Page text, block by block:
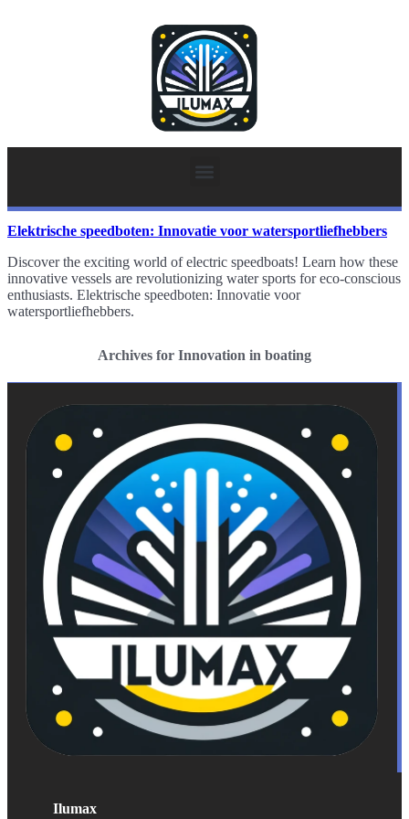
Elektrische speedboten: Innovatie voor watersportliefhebbers
Discover the exciting world of electric speedboats! Learn how these
innovative vessels are revolutionizing water sports for eco-conscious
enthusiasts. Elektrische speedboten: Innovatie voor
watersportliefhebbers.
Archives for Innovation in boating
Ilumax